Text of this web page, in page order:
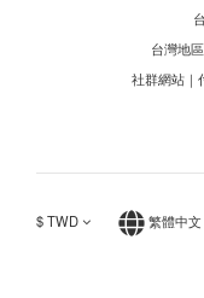
台灣地
社群網站｜
$TWD 繁體中文